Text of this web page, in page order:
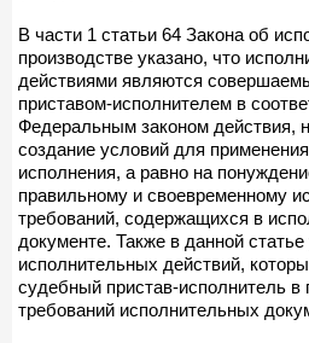
В части 1 статьи 64 Закона об
производстве указано, что
действиями являются
приставом-исполнителем в
Федеральным законом действия,
создание условий для
исполнения, а равно на
правильному и своевременному
требований, содержащихся в
документе. Также в данной
исполнительных действий,
судебный пристав-исполнитель в
требований исполнительных